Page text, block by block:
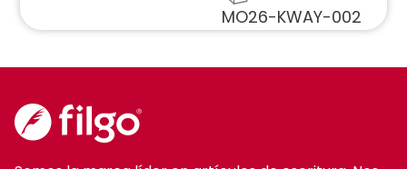
MO26-KWAY-002